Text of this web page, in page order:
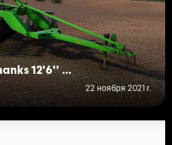
John Deere 2720 5 Shanks 12'6'' Ripper
22 ноября 2021 г.